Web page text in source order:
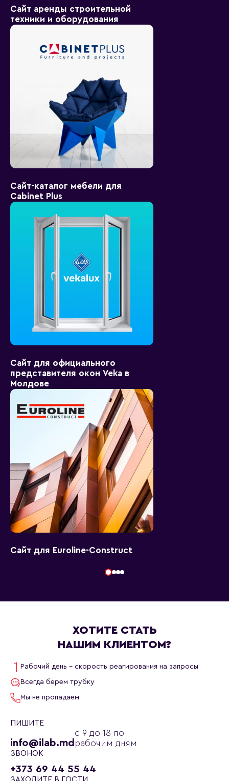
Сайт аренды строительной
техники и оборудования
Сайт-каталог мебели для
Cabinet Plus
Сайт для официального
представителя окон Veka в
Молдове
Сайт для Euroline-Construct
ХОТИТЕ СТАТЬ
НАШИМ КЛИЕНТОМ?
Рабочий день - скорость реагирования на запросы
Всегда берем трубку
Мы не пропадаем
ПИШИТЕ
info@ilab.md
с 9 до 18 по
рабочим дням
ЗВОНОК
+373 69 44 55 44